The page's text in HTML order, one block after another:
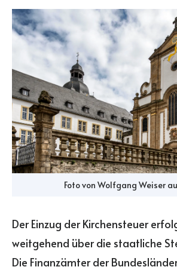
Foto von Wolfgang Weiser
Der Einzug der Kirchensteuer
weitgehend über die staatliche
Die Finanzämter der